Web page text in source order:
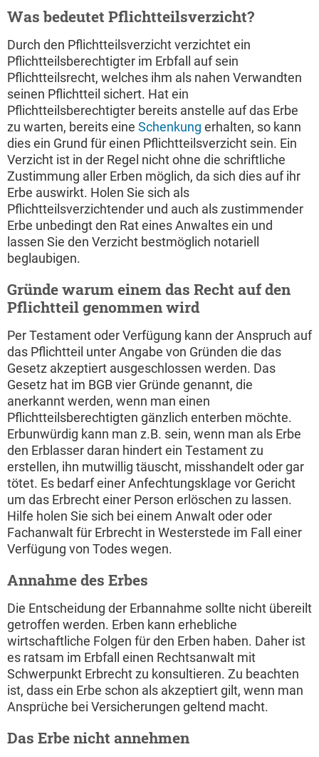
Was bedeutet Pflichtteilsverzicht?
Durch den Pflichtteilsverzicht verzichtet ein
Pflichtteilsberechtigter im Erbfall auf sein
Pflichtteilsrecht, welches ihm als nahen Verwandten
seinen Pflichtteil sichert. Hat ein
Pflichtteilsberechtigter bereits anstelle auf das Erbe
zu warten, bereits eine Schenkung erhalten, so kann
dies ein Grund für einen Pflichtteilsverzicht sein. Ein
Verzicht ist in der Regel nicht ohne die schriftliche
Zustimmung aller Erben möglich, da sich dies auf ihr
Erbe auswirkt. Holen Sie sich als
Pflichtteilsverzichtender und auch als zustimmender
Erbe unbedingt den Rat eines Anwaltes ein und
lassen Sie den Verzicht bestmöglich notariell
beglaubigen.
Gründe warum einem das Recht auf den
Pflichtteil genommen wird
Per Testament oder Verfügung kann der Anspruch auf
das Pflichtteil unter Angabe von Gründen die das
Gesetz akzeptiert ausgeschlossen werden. Das
Gesetz hat im BGB vier Gründe genannt, die
anerkannt werden, wenn man einen
Pflichtteilsberechtigten gänzlich enterben möchte.
Erbunwürdig kann man z.B. sein, wenn man als Erbe
den Erblasser daran hindert ein Testament zu
erstellen, ihn mutwillig täuscht, misshandelt oder gar
tötet. Es bedarf einer Anfechtungsklage vor Gericht
um das Erbrecht einer Person erlöschen zu lassen.
Hilfe holen Sie sich bei einem Anwalt oder oder
Fachanwalt für Erbrecht in Westerstede im Fall einer
Verfügung von Todes wegen.
Annahme des Erbes
Die Entscheidung der Erbannahme sollte nicht übereilt
getroffen werden. Erben kann erhebliche
wirtschaftliche Folgen für den Erben haben. Daher ist
es ratsam im Erbfall einen Rechtsanwalt mit
Schwerpunkt Erbrecht zu konsultieren. Zu beachten
ist, dass ein Erbe schon als akzeptiert gilt, wenn man
Ansprüche bei Versicherungen geltend macht.
Das Erbe nicht annehmen